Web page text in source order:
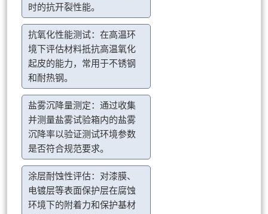
时的抗开裂性能。
抗氧化性能测试：在高温环
境下评估材料抵抗高温氧化
起皮的能力，常用于不锈钢
和耐热钢。
盐雾沉降量测定：通过收集
并测量盐雾试验箱内的盐雾
沉降率以验证测试环境参数
是否符合规范要求。
涂层耐蚀性评估：对漆膜、
电镀层等表面保护层在腐蚀
环境下的附着力和保护基材